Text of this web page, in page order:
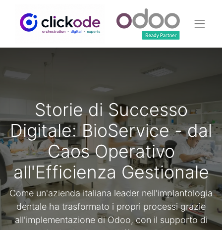
Storie di Successo
Digitale: BioService - dal
Caos Operativo
all'Efficienza Gestionale
Come un'azienda italiana leader nell'implantologia
dentale ha trasformato i propri processi grazie
all'implementazione di Odoo, con il supporto di